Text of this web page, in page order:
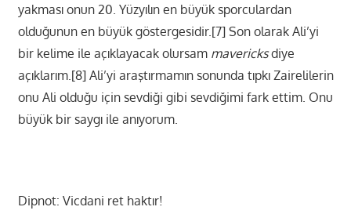
yakması onun 20. Yüzyılın en büyük sporculardan
olduğunun en büyük göstergesidir.[7] Son olarak Ali’yi
bir kelime ile açıklayacak olursam mavericksdiye
açıklarım. [8] Ali’yi araştırmamın sonunda tıpkı Zairelilerin
onu Ali olduğu için sevdiği gibi sevdiğimi fark ettim. Onu
büyük bir saygı ile anıyorum.
Dipnot: Vicdani ret haktır!